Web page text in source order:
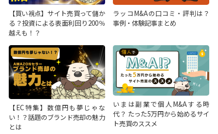
【買い視点】サイト売買って儲か
る？投資による表面利回り200％
越えも！？
ラッコM&Aの口コミ・評判は？
事例・体験記事まとめ
【EC特集】数億円も夢じゃな
い！？話題のブランド売却の魅力
とは
いまは副業で個人M&Aする時
代？ たった5万円から始めるサイ
ト売買のススメ